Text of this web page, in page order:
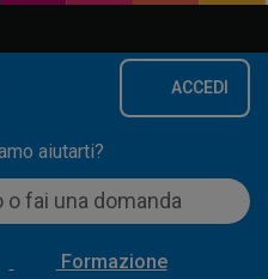
ACCEDI
aiutarti?
Formazione